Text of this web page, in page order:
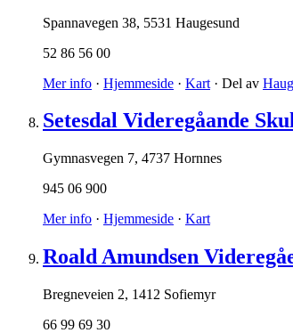
Spannavegen 38, 5531 Haugesund
52 86 56 00
Mer info · Hjemmeside · Kart · Del av
Setesdal Videregåande
Gymnasvegen 7, 4737 Hornnes
945 06 900
Mer info · Hjemmeside · Kart
Roald Amundsen
Bregneveien 2, 1412 Sofiemyr
66 99 69 30